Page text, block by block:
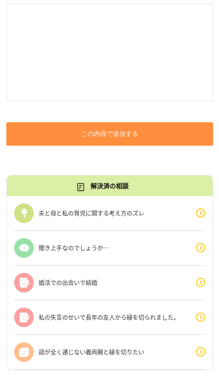
この内容で送信する
解決済の相談
夫と母と私の育児に関する考え方のズレ
聞き上手なのでしょうか…
婚活での出会いで結婚
私の失言のせいで長年の友人から縁を切られました。
話が全く通じない義両親と縁を切りたい